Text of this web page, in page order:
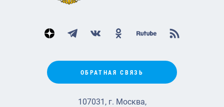
ОБРАТНАЯ СВЯЗЬ
107031, г. Москва,